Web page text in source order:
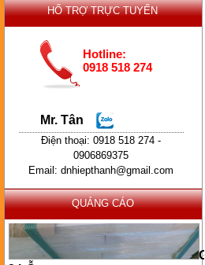
HỔ TRỢ TRỰC TUYẾN
Hotline:
0918 518 274
Mr. Tân
Điện thoại: 0918 518 274 -
0906869375
Email: dnhiepthanh@gmail.com
QUẢNG CÁO
2 LỖ